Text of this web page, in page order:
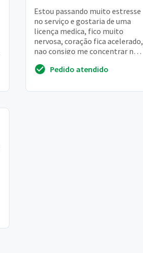
Estou passando muito estresse
no serviço e gostaria de uma
licença medica, fico muito
nervosa, coração fica acelerado,
nao consigo me concentrar nas
bebe dura...
Pedido atendido